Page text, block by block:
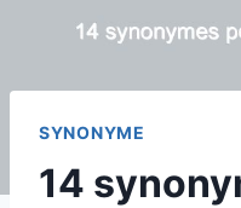
SYNONYME
14